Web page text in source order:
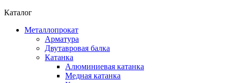
Каталог
Металлопрокат
Арматура
Двутавровая балка
Катанка
Алюминиевая катанка
Медная катанка